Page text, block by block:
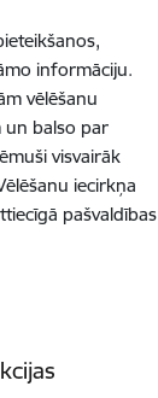
informāciju.
vēlēšanu
un balso par
visvairāk
iecirkņa
pašvaldības